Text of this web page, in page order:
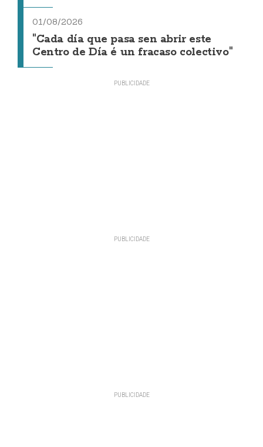
01/08/2026
"Cada día que pasa sen abrir este
Centro de Día é un fracaso colectivo"